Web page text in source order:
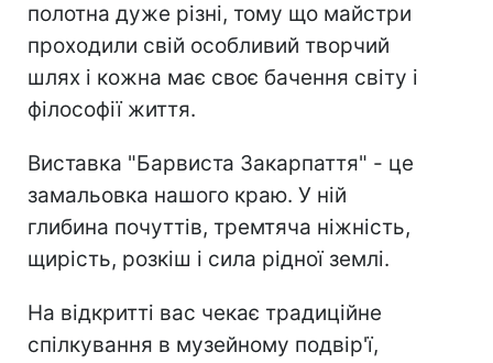
полотна дуже різні, тому що майстри
проходили свій особливий творчий
шлях і кожна має своє бачення світу і
філософії життя.
Виставка "Барвиста Закарпаття" - це
замальовка нашого краю. У ній
глибина почуттів, тремтяча ніжність,
щирість, розкіш і сила рідної землі.
На відкритті вас чекає традиційне
спілкування в музейному подвір'ї,